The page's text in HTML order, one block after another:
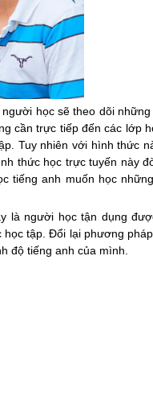
học sẽ theo dõi
cần trực tiếp đến các lớp
Tuy nhiên với hình thức
thức học trực tuyến này
tiếng anh muốn học
là người học tận dụng
tập. Đổi lại phương
độ tiếng anh của mình.